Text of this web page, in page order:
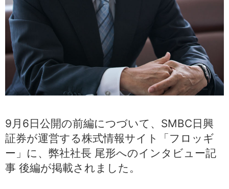
9月6日公開の前編につづいて、SMBC日興
証券が運営する株式情報サイト「フロッギ
ー」に、弊社社長 尾形へのインタビュー記
事 後編が掲載されました。